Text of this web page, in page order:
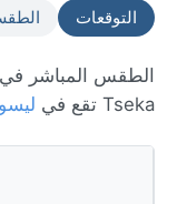
التوقعات
Tseka تقع في